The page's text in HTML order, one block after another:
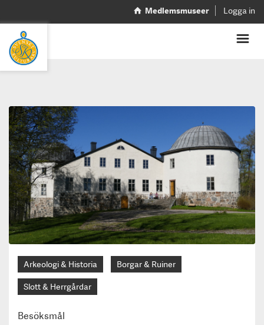
Medlemsmuseer Logga in
Arkeologi & Historia Borgar & Ruiner
Slott & Herrgårdar
Besöksmål